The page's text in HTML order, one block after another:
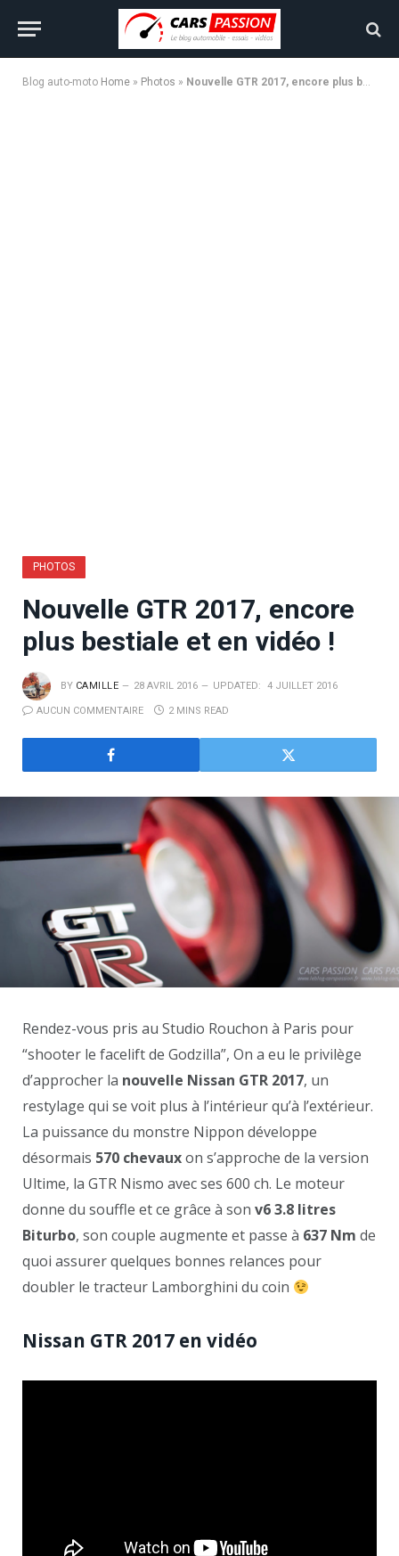
Blog auto-moto Home » Photos » Nouvelle GTR 2017, encore plus bestiale et en vidéo !
PHOTOS
Nouvelle GTR 2017, encore
plus bestiale et en vidéo !
BY CAMILLE 28 AVRIL 2016 UPDATED: 4 JUILLET 2016
AUCUN COMMENTAIRE 2 MINS READ
Rendez-vous pris au Studio Rouchon à Paris pour
“shooter le facelift de Godzilla”, On a eu le privilège
d’approcher la nouvelle Nissan GTR 2017, un
restylage qui se voit plus à l’intérieur qu’à l’extérieur.
La puissance du monstre Nippon développe
désormais 570 chevauxon s’approche de la version
Ultime, la GTR Nismo avec ses 600 ch. Le moteur
donne du souffle et ce grâce à son v6 3.8 litres
Biturbo, son couple augmente et passe à 637 Nm de
quoi assurer quelques bonnes relances pour
doubler le tracteur Lamborghini du coin
Nissan GTR 2017 en vidéo